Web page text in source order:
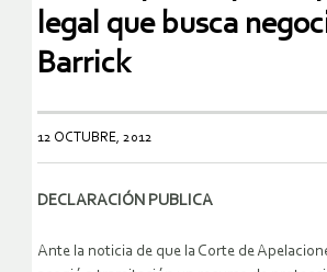
legal que busca
Barrick
12 OCTUBRE, 2012
DECLARACIÓN PUBLICA
Ante la noticia de que la Corte de